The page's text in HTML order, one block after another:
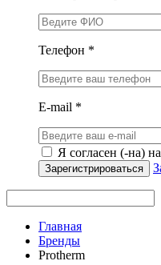
Телефон *
E-mail *
Я согласен (-на) на
Зарегистрироваться
Главная
Бренды
Protherm